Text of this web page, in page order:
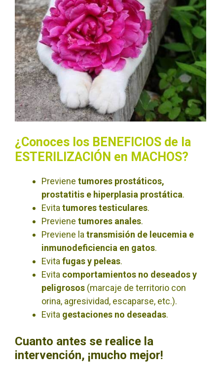
¿Conoces los BENEFICIOS de la
ESTERILIZACIÓN en MACHOS?
Previene tumores prostáticos,
prostatitis e hiperplasia prostática.
Evitatumores testiculares.
Previene tumores anales.
Previene latransmisión de leucemia e
inmunodeficiencia en gatos.
Evitafugas y peleas.
Evita comportamientos no deseados y
peligrosos (marcaje de territorio con
orina, agresividad, escaparse, etc.).
Evita gestaciones no deseadas.
Cuanto antes se realice la
intervención, ¡mucho mejor!